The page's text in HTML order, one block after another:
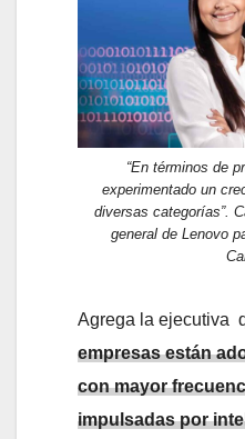
“En términos de
experimentado un
diversas categorías”.
general de Lenovo
Agrega la ejecutiva
empresas están
con mayor
impulsadas por